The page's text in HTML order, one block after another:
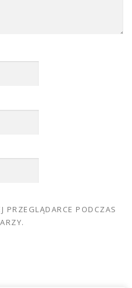
PRZEGLĄDARCE PODCZAS